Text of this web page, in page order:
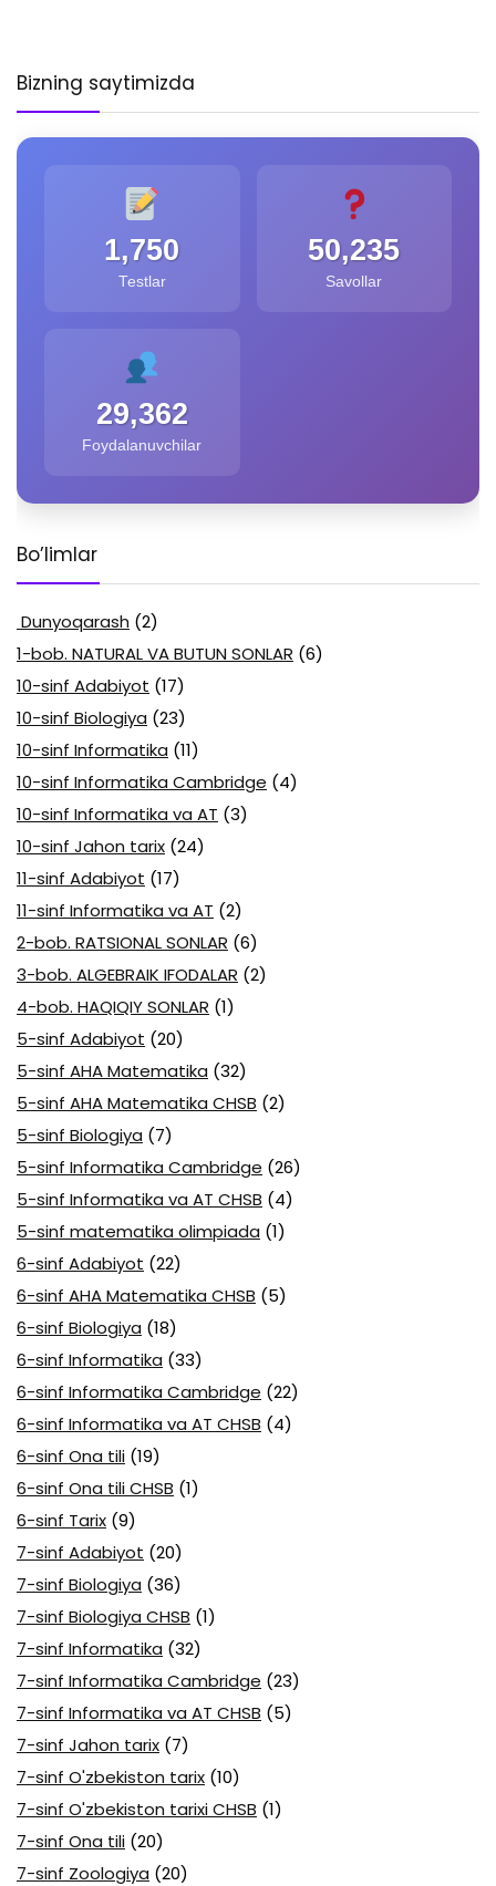
Bizning saytimizda
1,750
Testlar
50,235
Savollar
29,362
Foydalanuvchilar
Bo’limlar
Dunyoqarash (2)
1-bob. NATURAL VA BUTUN SONLAR (6)
10-sinf Adabiyot (17)
10-sinf Biologiya (23)
10-sinf Informatika (11)
10-sinf Informatika Cambridge (4)
10-sinf Informatika va AT (3)
10-sinf Jahon tarix (24)
11-sinf Adabiyot (17)
11-sinf Informatika va AT (2)
2-bob. RATSIONAL SONLAR (6)
3-bob. ALGEBRAIK IFODALAR (2)
4-bob. HAQIQIY SONLAR (1)
5-sinf Adabiyot (20)
5-sinf AHA Matematika (32)
5-sinf AHA Matematika CHSB (2)
5-sinf Biologiya (7)
5-sinf Informatika Cambridge (26)
5-sinf Informatika va AT CHSB (4)
5-sinf matematika olimpiada (1)
6-sinf Adabiyot (22)
6-sinf AHA Matematika CHSB (5)
6-sinf Biologiya (18)
6-sinf Informatika (33)
6-sinf Informatika Cambridge (22)
6-sinf Informatika va AT CHSB (4)
6-sinf Ona tili (19)
6-sinf Ona tili CHSB (1)
6-sinf Tarix (9)
7-sinf Adabiyot (20)
7-sinf Biologiya (36)
7-sinf Biologiya CHSB (1)
7-sinf Informatika (32)
7-sinf Informatika Cambridge (23)
7-sinf Informatika va AT CHSB (5)
7-sinf Jahon tarix (7)
7-sinf O'zbekiston tarix (10)
7-sinf O'zbekiston tarixi CHSB (1)
7-sinf Ona tili (20)
7-sinf Zoologiya (20)